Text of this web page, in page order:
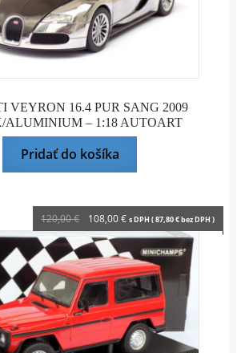
VEYRON 16.4 PUR SANG 2009
ALUMINIUM – 1:18 AUTOART
Pridať do košíka
120,00€
Pôvodná
cena
bola:
120,00 €.
108,00€Aktuálna
cena
je:
108,00 €.
s DPH (87,80€bez DPH )